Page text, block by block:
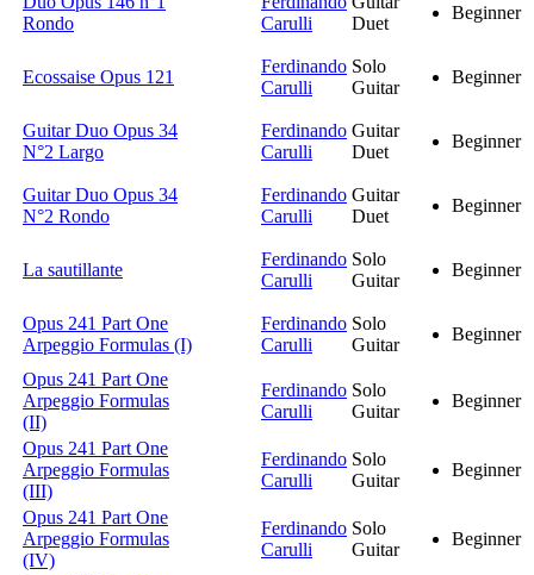
Rondo
Carulli
Duet
Beginner
Ecossaise Opus 121
Ferdinando
Carulli
Solo
Guitar
Beginner
Guitar Duo Opus 34
N°2 Largo
Ferdinando
Carulli
Guitar
Duet
Beginner
Guitar Duo Opus 34
N°2 Rondo
Ferdinando
Carulli
Guitar
Duet
Beginner
La sautillante
Ferdinando
Carulli
Solo
Guitar
Beginner
Opus 241 Part One
Arpeggio Formulas (I)
Ferdinando
Carulli
Solo
Guitar
Beginner
Opus 241 Part One
Arpeggio Formulas
(II)
Ferdinando
Carulli
Solo
Guitar
Beginner
Opus 241 Part One
Arpeggio Formulas
(III)
Ferdinando
Carulli
Solo
Guitar
Beginner
Opus 241 Part One
Arpeggio Formulas
(IV)
Ferdinando
Carulli
Solo
Guitar
Beginner